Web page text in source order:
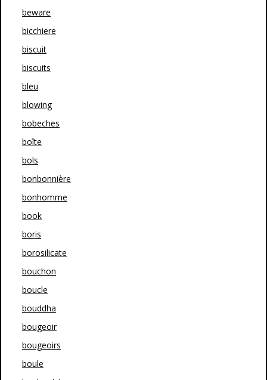
beware
bicchiere
biscuit
biscuits
bleu
blowing
bobeches
boîte
bols
bonbonnière
bonhomme
book
boris
borosilicate
bouchon
boucle
bouddha
bougeoir
bougeoirs
boule